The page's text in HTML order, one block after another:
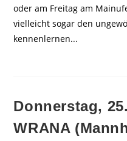
oder am Freitag am
vielleicht sogar den
kennenlernen...
Donnerstag,
WRANA